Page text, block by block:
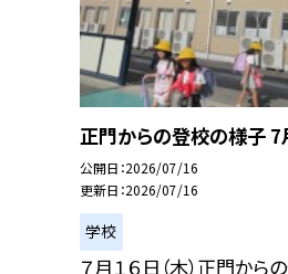
正門からの登校の様子 7
公開日 2026/07/16
更新日 2026/07/16
学校
７月１６日（木）正門から